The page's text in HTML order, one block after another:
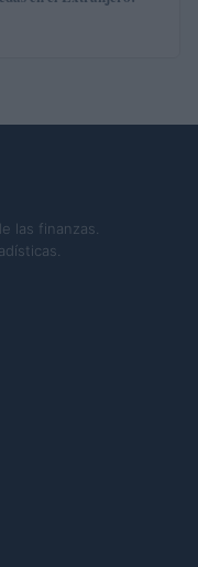
las finanzas.